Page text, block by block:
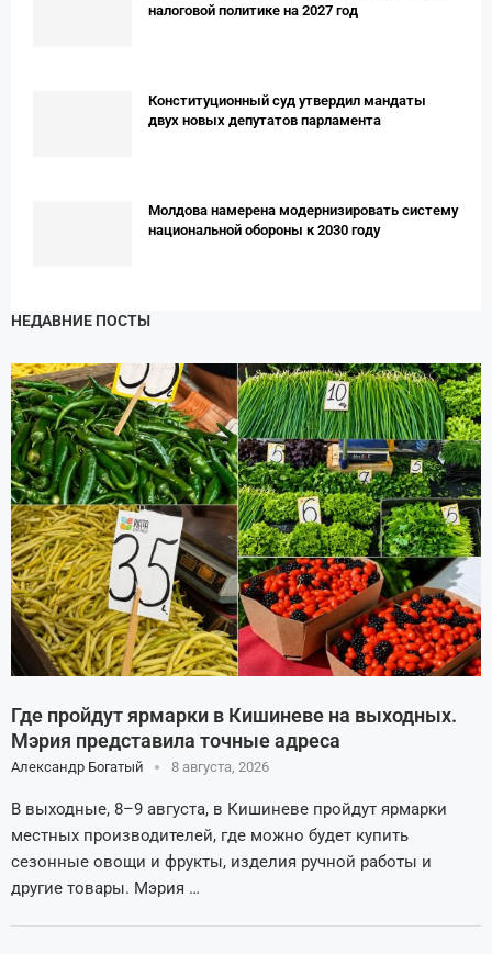
налоговой политике на 2027 год
Конституционный суд утвердил мандаты
двух новых депутатов парламента
Молдова намерена модернизировать систему
национальной обороны к 2030 году
НЕДАВНИЕ ПОСТЫ
Где пройдут ярмарки в Кишиневе на выходных.
Мэрия представила точные адреса
Александр Богатый 8 августа, 2026
В выходные, 8–9 августа, в Кишиневе пройдут ярмарки
местных производителей, где можно будет купить
сезонные овощи и фрукты, изделия ручной работы и
другие товары. Мэрия …